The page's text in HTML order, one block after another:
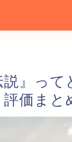
説』っ
価まと